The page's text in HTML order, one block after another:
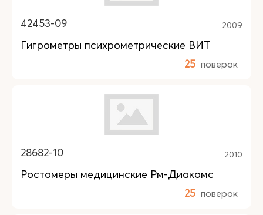
42453-09 2009
Гигрометры психрометрические ВИТ
25 поверок
28682-10 2010
Ростомеры медицинские Рм-Диакомс
25 поверок